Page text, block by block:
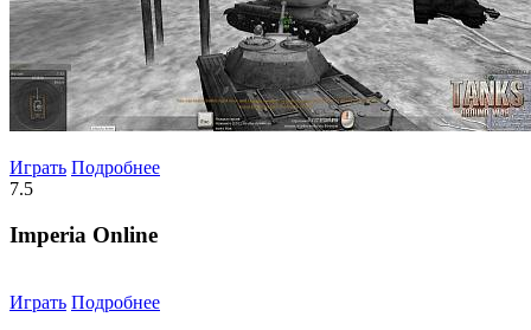
Играть Подробнее
7.5
Imperia Online
Играть Подробнее